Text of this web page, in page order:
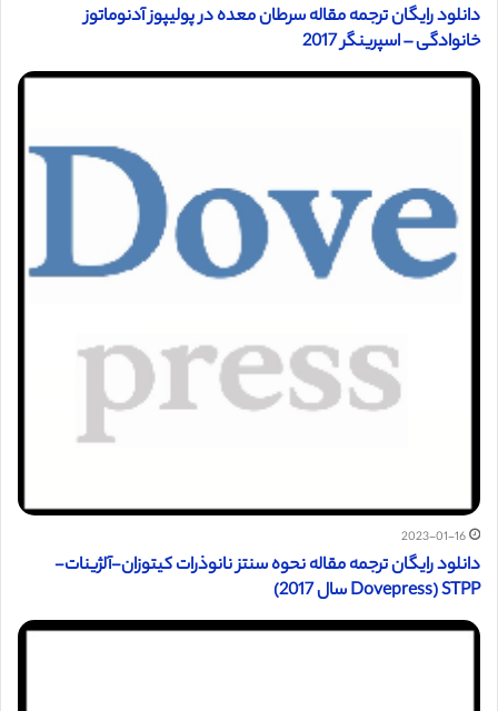
دانلود رایگان ترجمه مقاله سرطان معده در پولیپوز آدنوماتوز
خانوادگی – اسپرینگر 2017
2023-01-16
دانلود رایگان ترجمه مقاله نحوه سنتز نانوذرات کیتوزان-آلژینات-
STPP (Dovepress سال 2017)